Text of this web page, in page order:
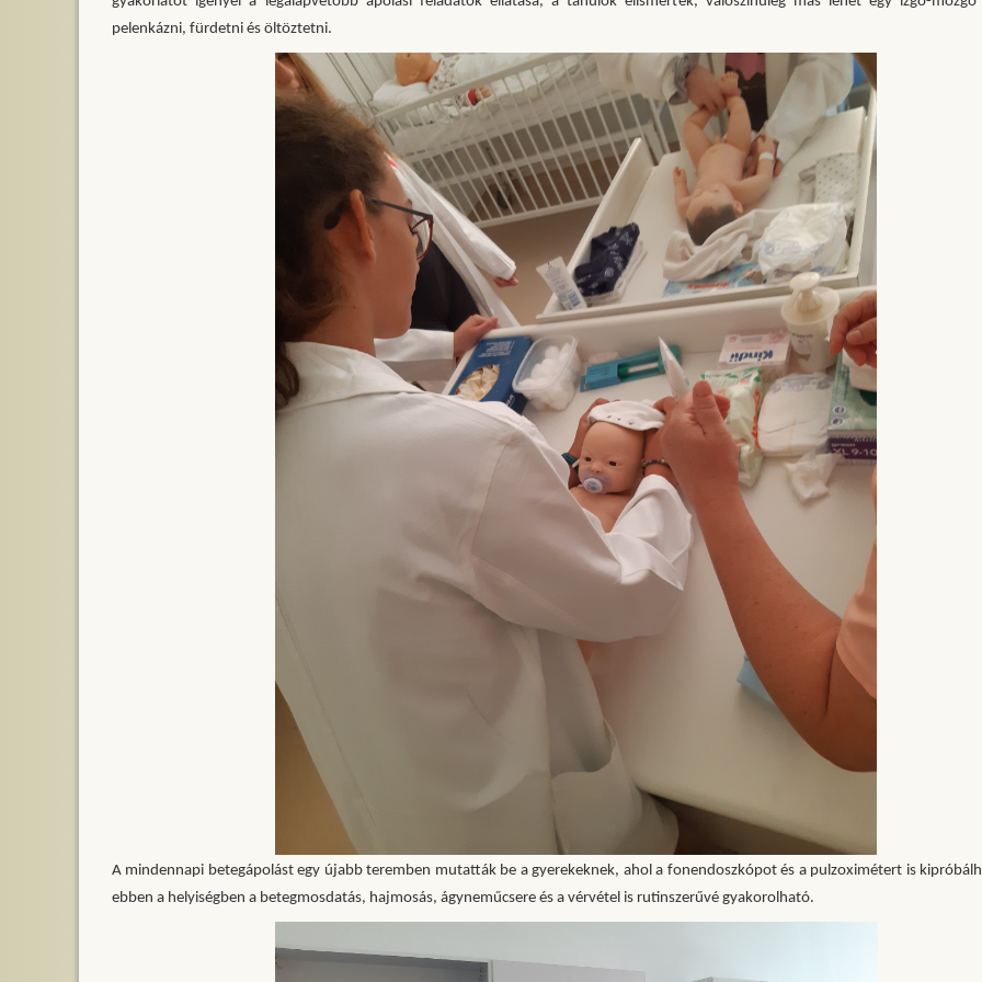
pelenkázni, fürdetni és öltöztetni.
A mindennapi betegápolást egy újabb teremben mutatták be a gyerekeknek, ahol a fonendoszkópot és a pulzoximétert is
ebben a helyiségben a betegmosdatás, hajmosás, ágyneműcsere és a vérvétel is rutinszerűvé gyakorolható.